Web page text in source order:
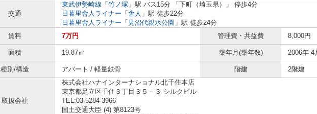
交通
東武伊勢崎線 「 竹ノ塚 」駅 バス15分 「下町（埼玉県）」 停歩4分
日暮里舎人ライナー 「 舎人 」駅 徒歩22分
日暮里舎人ライナー 「 見沼代親水公園 」駅 徒歩24分
賃料
7万円 管理費・共益費 8,000円
面積 19.87㎡ 築年月(築年数) 2006年 4
種別/構造 アパート / 軽量鉄骨 階建 2階建
取扱会社
株式会社ハナインターナショナル北千住本店
東京都足立区千住３丁目３５－３ シルクビル
TEL:03-5284-3966
国土交通大臣 (4) 第8123号